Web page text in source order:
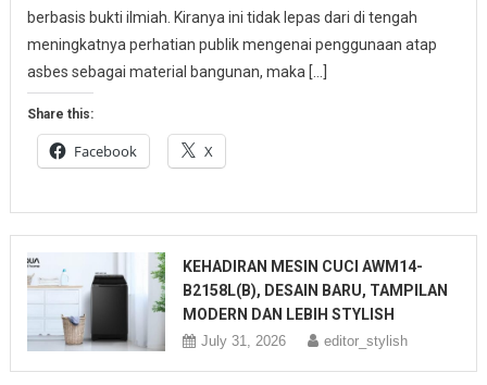
berbasis bukti ilmiah. Kiranya ini tidak lepas dari di tengah
meningkatnya perhatian publik mengenai penggunaan atap
asbes sebagai material bangunan, maka […]
Share this:
Facebook X
KEHADIRAN MESIN CUCI AWM14-
B2158L(B), DESAIN BARU, TAMPILAN
MODERN DAN LEBIH STYLISH
July 31, 2026 editor_stylish